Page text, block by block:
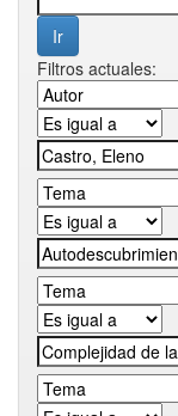
Filtros actuales: